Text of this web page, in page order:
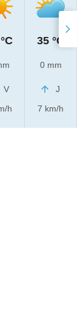
V
h
35 °C
0 mm
J
7 km/h